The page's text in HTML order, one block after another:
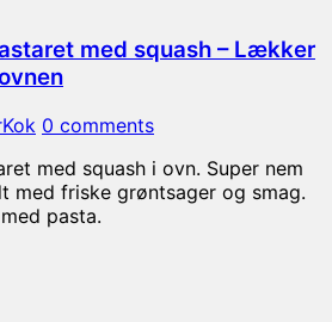
med squash – Lækker
0 comments
med squash i ovn. Super nem
med friske grøntsager og smag.
pasta.